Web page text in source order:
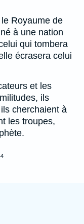
Royaume de
à une nation
qui tombera
écrasera celui
et les
ils
cherchaient à
les troupes,